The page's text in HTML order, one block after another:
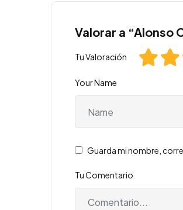
Valorar a “Alonso
Tu Valoración
Your Name
Guarda mi nombre,
Tu Comentario